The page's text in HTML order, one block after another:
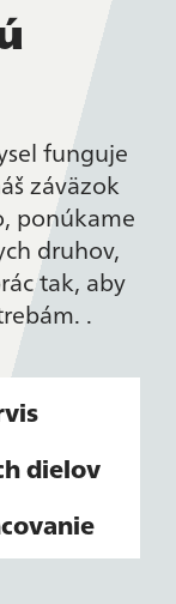
funguje
záväzok
ponúkame
druhov,
tak, aby
.
dielov